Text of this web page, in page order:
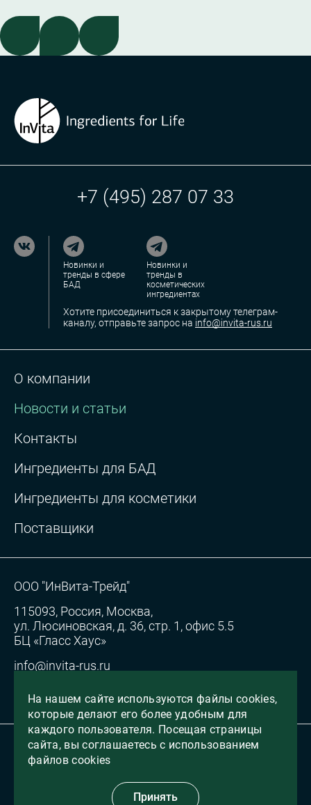
+7 (495) 287 07 33
Новинки и
тренды в сфере
БАД
Новинки и
тренды в
косметических
ингредиентах
Хотите присоединиться к закрытому телеграм-
каналу, отправьте запрос на info@invita-rus.ru
О компании
Новости и статьи
Контакты
Ингредиенты для БАД
Ингредиенты для косметики
Поставщики
ООО "ИнВита-Трейд"
115093, Россия, Москва,
ул. Люсиновская, д. 36, стр. 1, офис 5.5
БЦ «Гласс Хаус»
info@invita-rus.ru
Согласие на обработку персональных данных
Все права защищены, 2026
На нашем сайте используются файлы cookies,
которые делают его более удобным для
каждого пользователя. Посещая страницы
сайта, вы соглашаетесь с использованием
файлов cookies
Принять